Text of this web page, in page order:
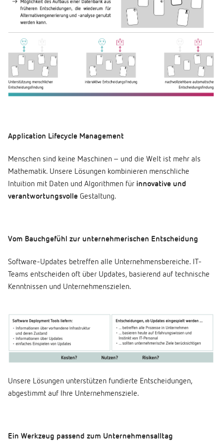
Application Lifecycle Management
Menschen sind keine Maschinen – und die Welt ist mehr als
Mathematik. Unsere Lösungen kombinieren menschliche
Intuition mit Daten und Algorithmen für innovative und
verantwortungsvolle Gestaltung.
Vom Bauchgefühl zur unternehmerischen Entscheidung
Software-Updates betreffen alle Unternehmensbereiche. IT-
Teams entscheiden oft über Updates, basierend auf technische
Kenntnissen und Unternehmenszielen.
Unsere Lösungen unterstützen fundierte Entscheidungen,
abgestimmt auf Ihre Unternehmensziele.
Ein Werkzeug passend zum Unternehmensalltag